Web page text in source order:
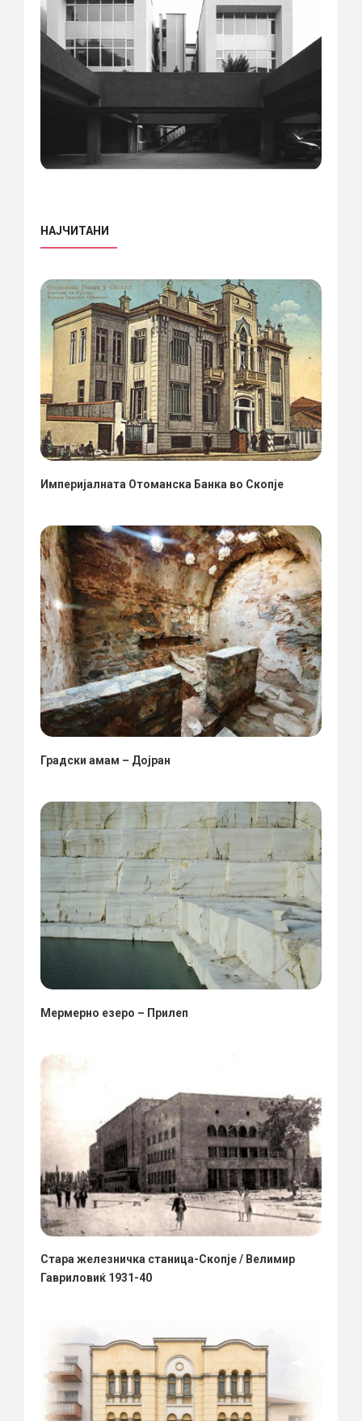
НАЈЧИТАНИ
Империјалната Отоманска Банка во Скопје
Градски амам – Дојран
Мермерно езеро – Прилеп
Стара железничка станица-Скопје / Велимир
Гавриловиќ 1931-40